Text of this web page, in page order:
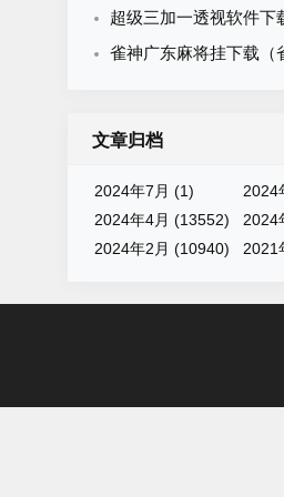
超级三加一透视软件下载手机版
雀神广东麻将挂下载（雀神广东
文章归档
2024年7月 (1)
2024
2024年4月 (13552)
2024
2024年2月 (10940)
2021